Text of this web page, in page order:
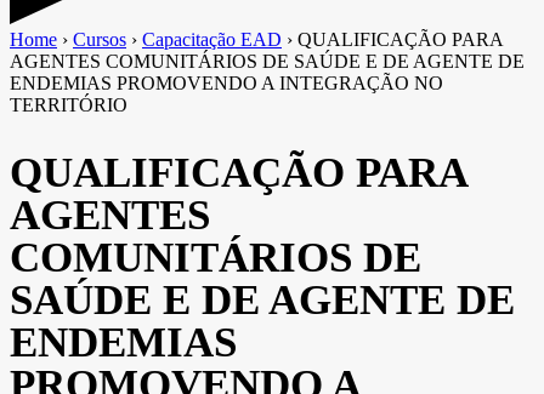
Home › Cursos › Capacitação EAD › QUALIFICAÇÃO PARA
AGENTES COMUNITÁRIOS DE SAÚDE E DE AGENTE DE
ENDEMIAS PROMOVENDO A INTEGRAÇÃO NO
TERRITÓRIO
QUALIFICAÇÃO PARA
AGENTES
COMUNITÁRIOS DE
SAÚDE E DE AGENTE DE
ENDEMIAS